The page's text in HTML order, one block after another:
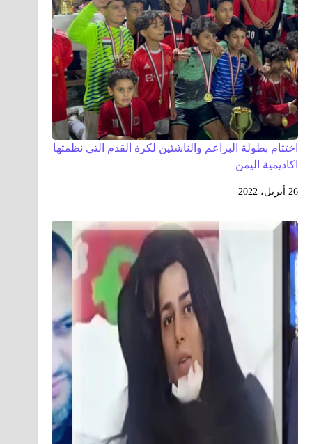
اختتام بطولة البراعم والناشئين لكرة القدم التي نظمتها
اكاديمية اليمن
26 أبريل، 2022